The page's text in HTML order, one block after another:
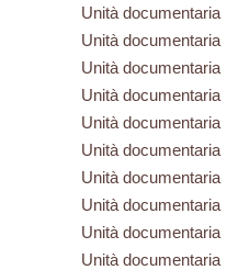
Unità documentaria
Unità documentaria
Unità documentaria
Unità documentaria
Unità documentaria
Unità documentaria
Unità documentaria
Unità documentaria
Unità documentaria
Unità documentaria